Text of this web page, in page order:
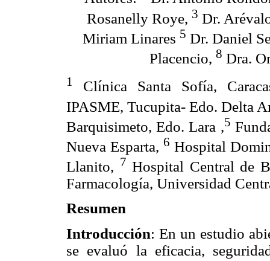
Rosanelly Roye, 3 Dr.
Miriam Linares 5 Dr. Daniel
Placencio, 8 Dra.
1
Clínica Santa Sofía,
IPASME, Tucupita- Edo. Delta
Barquisimeto, Edo. Lara ,5
Nueva Esparta, 6 Hospital
Llanito, 7 Hospital Central de
Farmacología, Universidad
Resumen
Introducción: En un estudio
se evaluó la eficacia,